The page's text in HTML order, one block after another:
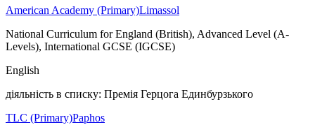
American Academy (Primary)Limassol
National Curriculum for England (British), Advanced Level (A-
Levels), International GCSE (IGCSE)
English
діяльність в списку: Премія Герцога Единбурзького
TLC (Primary)Paphos